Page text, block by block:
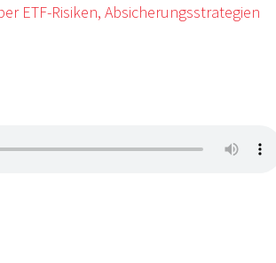
ETF-Risiken, Absicherungsstrategien